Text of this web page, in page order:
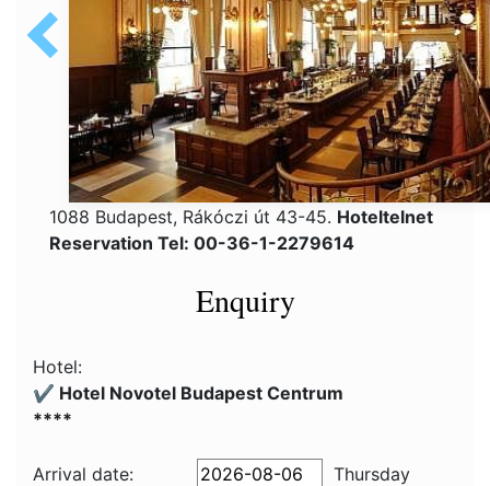
1088 Budapest, Rákóczi út 43-45. Hoteltelnet
Reservation Tel: 00-36-1-2279614
Enquiry
Hotel:
✔️ Hotel Novotel Budapest Centrum
****
Arrival date: Thursday